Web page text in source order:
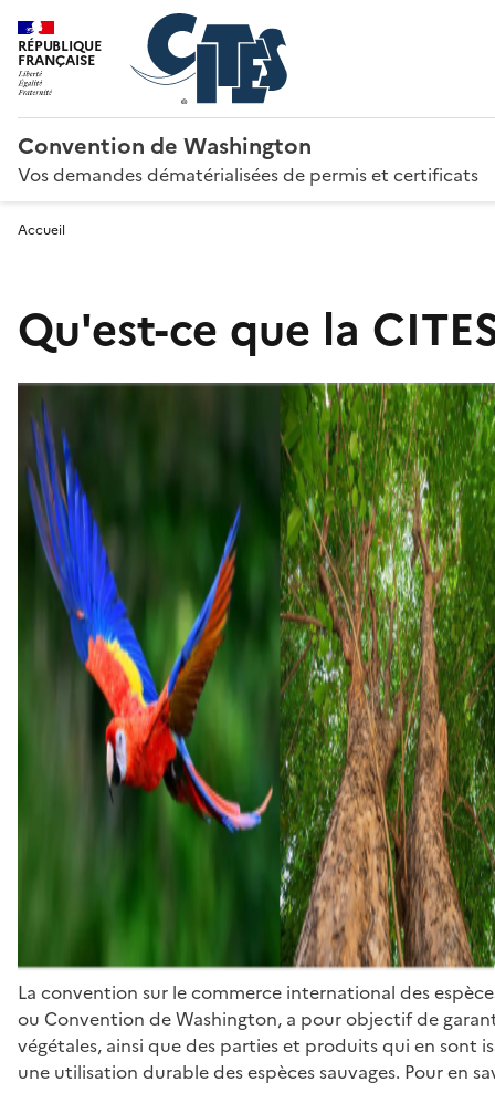
RÉPUBLIQUE
FRANÇAISE
Convention de Washington
Vos demandes dématérialisées de permis et certificats
Accueil
Qu'est-ce que la
La convention sur le commerce international des
ou Convention de Washington, a pour objectif de
végétales, ainsi que des parties et produits qui en sont
une utilisation durable des espèces sauvages. Pour en